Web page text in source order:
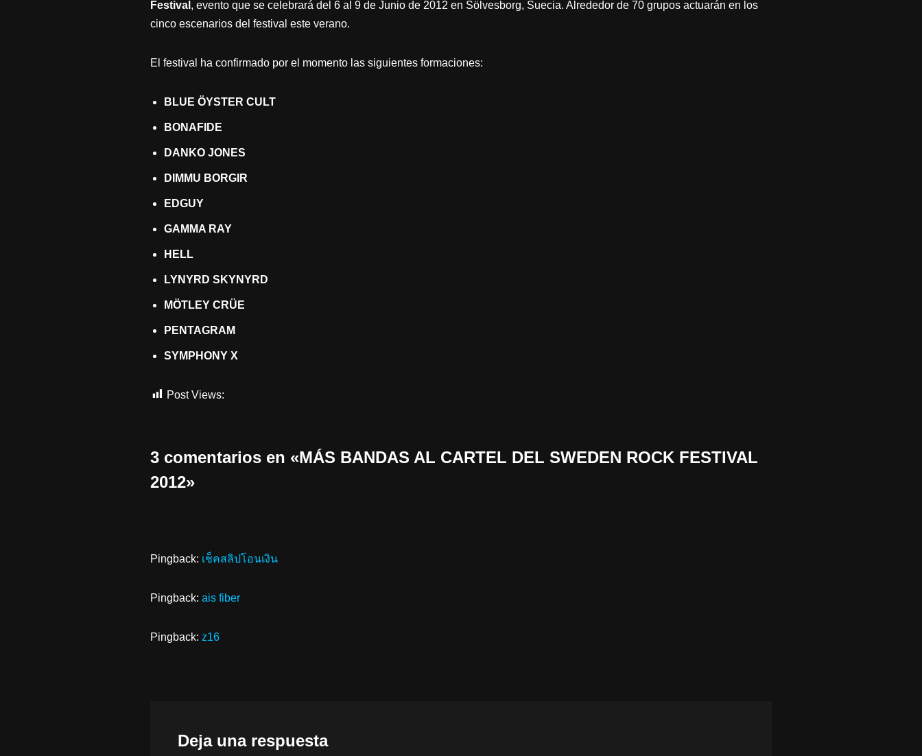
Festival , evento que se celebrará del 6 al 9 de Junio de 2012 en Sölvesborg, Suecia. Alrededor de 70 grupos actuarán en los
cinco escenarios del festival este verano.
El festival ha confirmado por el momento las siguientes formaciones:
BLUE ÖYSTER CULT
BONAFIDE
DANKO JONES
DIMMU BORGIR
EDGUY
GAMMA RAY
HELL
LYNYRD SKYNYRD
MÖTLEY CRÜE
PENTAGRAM
SYMPHONY X
Post Views:
3 comentarios en «MÁS BANDAS AL CARTEL DEL SWEDEN ROCK FESTIVAL
2012»
Pingback: เช็คสลิปโอนเงิน
Pingback: ais fiber
Pingback: z16
Deja una respuesta